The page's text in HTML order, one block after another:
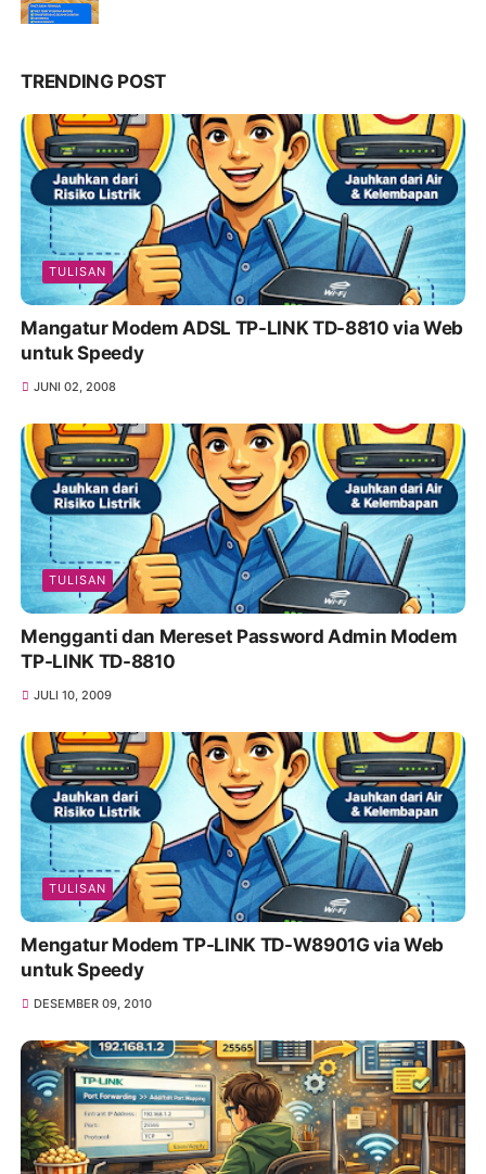
TRENDING POST
TULISAN
Mangatur Modem ADSL TP-LINK TD-8810 via Web
untuk Speedy
JUNI 02, 2008
TULISAN
Mengganti dan Mereset Password Admin Modem
TP-LINK TD-8810
JULI 10, 2009
TULISAN
Mengatur Modem TP-LINK TD-W8901G via Web
untuk Speedy
DESEMBER 09, 2010